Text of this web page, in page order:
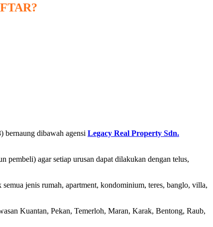
dibawah agensi Legacy Real Property Sdn.
pembeli) agar setiap urusan dapat dilakukan dengan telus,
semua jenis rumah, apartment, kondominium, teres, banglo, villa,
Kuantan, Pekan, Temerloh, Maran, Karak, Bentong, Raub,